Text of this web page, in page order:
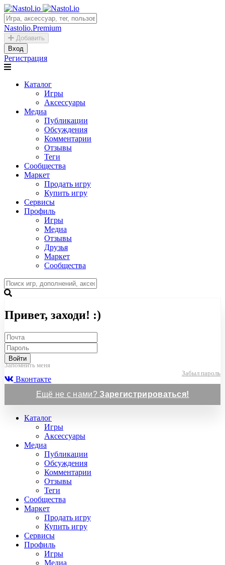
Nastolio.Premium
Добавить
Вход
Регистрация
Каталог
Игры
Аксессуары
Медиа
Публикации
Обсуждения
Комментарии
Отзывы
Теги
Сообщества
Маркет
Продать игру
Купить игру
Сервисы
Профиль
Игры
Медиа
Отзывы
Друзья
Маркет
Сообщества
Привет, заходи! :)
Войти
Запомнить меня
Забыл пароль
Вконтакте
Ещё не с нами?Зарегистрироваться!
Каталог
Игры
Аксессуары
Медиа
Публикации
Обсуждения
Комментарии
Отзывы
Теги
Сообщества
Маркет
Продать игру
Купить игру
Сервисы
Профиль
Игры
Медиа